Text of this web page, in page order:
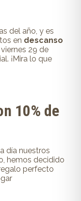
del año, y es
en descanso
29 de
¡Mira lo que
10% de
día nuestros
hemos decidido
perfecto